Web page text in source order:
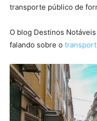
transporte público de
O blog Destinos
falando sobre o